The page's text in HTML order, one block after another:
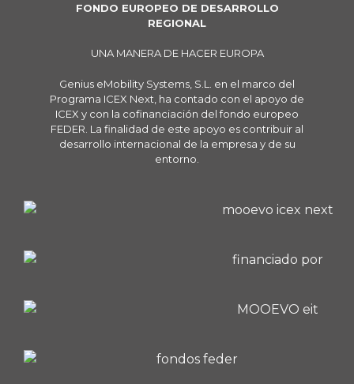
FONDO EUROPEO DE DESARROLLO
REGIONAL
UNA MANERA DE HACER EUROPA
Genius eMobility Systems, S.L. en el marco del
Programa ICEX Next, ha contado con el apoyo de
ICEX y con la cofinanciación del fondo europeo
FEDER. La finalidad de este apoyo es contribuir al
desarrollo internacional de la empresa y de su
entorno.